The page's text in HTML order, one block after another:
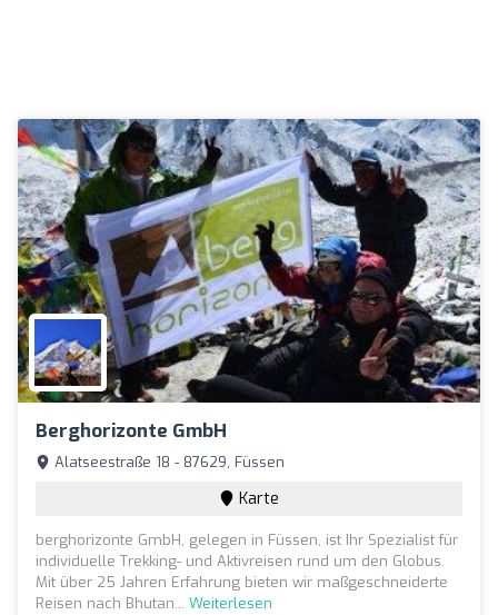
Berghorizonte GmbH
Alatseestraße 18 - 87629, Füssen
Karte
berghorizonte GmbH, gelegen in Füssen, ist Ihr Spezialist für
individuelle Trekking- und Aktivreisen rund um den Globus.
Mit über 25 Jahren Erfahrung bieten wir maßgeschneiderte
Reisen nach Bhutan... Weiterlesen